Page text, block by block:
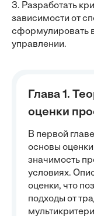
3. Разработать
зависимости от
сформулировать
управлении.
Глава 1.
оценки
В первой
основы
значимость
условиях.
оценки, что
подходы от